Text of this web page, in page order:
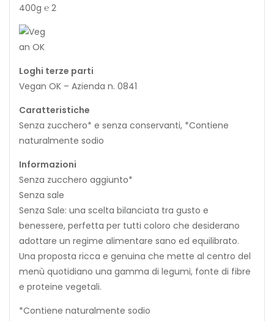
400g ℮ 2
Loghi terze parti
Vegan OK – Azienda n. 0841
Caratteristiche
Senza zucchero* e senza conservanti, *Contiene
naturalmente sodio
Informazioni
Senza zucchero aggiunto*
Senza sale
Senza Sale: una scelta bilanciata tra gusto e
benessere, perfetta per tutti coloro che desiderano
adottare un regime alimentare sano ed equilibrato.
Una proposta ricca e genuina che mette al centro del
menù quotidiano una gamma di legumi, fonte di fibre
e proteine vegetali.
*Contiene naturalmente sodio